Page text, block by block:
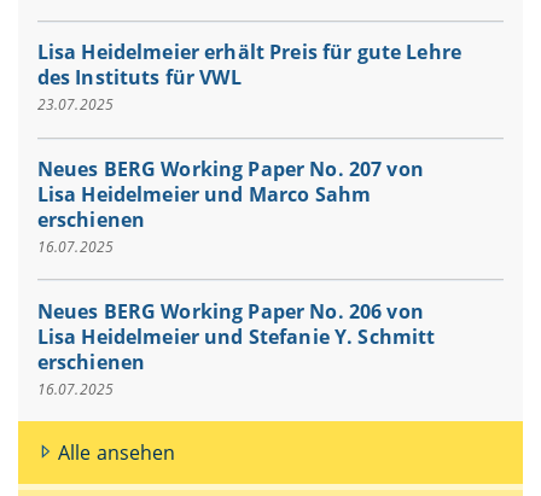
Lisa Heidelmeier erhält Preis für gute Lehre
des Instituts für VWL
23.07.2025
Neues BERG Working Paper No. 207 von
Lisa Heidelmeier und Marco Sahm
erschienen
16.07.2025
Neues BERG Working Paper No. 206 von
Lisa Heidelmeier und Stefanie Y. Schmitt
erschienen
16.07.2025
Alle ansehen